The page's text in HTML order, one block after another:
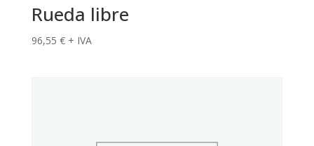
Rueda libre
96,55 € + IVA